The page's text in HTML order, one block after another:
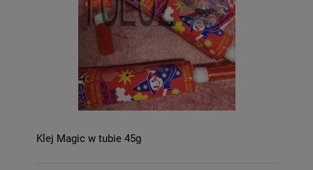
Klej Magic w tubie 45g